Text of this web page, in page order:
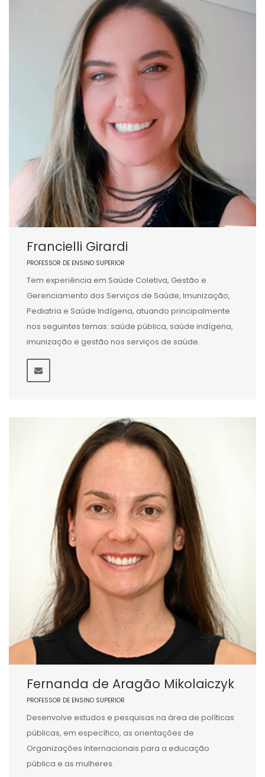
Francielli Girardi
PROFESSOR DE ENSINO SUPERIOR
Tem experiência em Saúde Coletiva, Gestão e
Gerenciamento dos Serviços de Saúde, Imunização,
Pediatria e Saúde Indígena, atuando principalmente
nos seguintes temas: saúde pública, saúde indígena,
imunização e gestão nos serviços de saúde.
Fernanda de Aragão Mikolaiczyk
PROFESSOR DE ENSINO SUPERIOR
Desenvolve estudos e pesquisas na área de políticas
públicas, em específico, as orientações de
Organizações Internacionais para a educação
pública e as mulheres.